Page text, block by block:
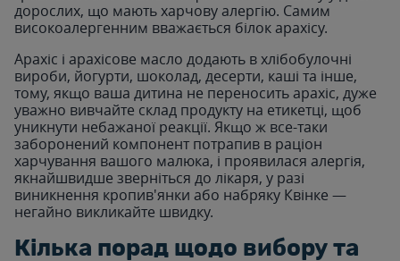
дорослих, що мають харчову алергію. Самим
високоалергенним вважається білок арахісу.
Арахіс і арахісове масло додають в хлібобулочні
вироби, йогурти, шоколад, десерти, каші та інше,
тому, якщо ваша дитина не переносить арахіс, дуже
уважно вивчайте склад продукту на етикетці, щоб
уникнути небажаної реакції. Якщо ж все-таки
заборонений компонент потрапив в раціон
харчування вашого малюка, і проявилася алергія,
якнайшвидше зверніться до лікаря, у разі
виникнення кропив'янки або набряку Квінке —
негайно викликайте швидку.
Кілька порад щодо вибору та